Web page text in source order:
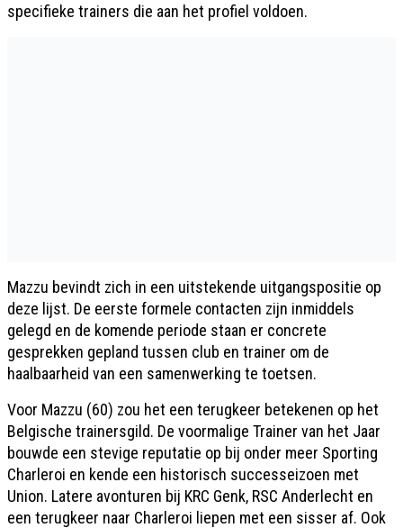
specifieke trainers die aan het profiel voldoen.
Mazzu bevindt zich in een uitstekende uitgangspositie op
deze lijst. De eerste formele contacten zijn inmiddels
gelegd en de komende periode staan er concrete
gesprekken gepland tussen club en trainer om de
haalbaarheid van een samenwerking te toetsen.
Voor Mazzu (60) zou het een terugkeer betekenen op het
Belgische trainersgild. De voormalige Trainer van het Jaar
bouwde een stevige reputatie op bij onder meer Sporting
Charleroi en kende een historisch successeizoen met
Union. Latere avonturen bij KRC Genk, RSC Anderlecht en
een terugkeer naar Charleroi liepen met een sisser af. Ook